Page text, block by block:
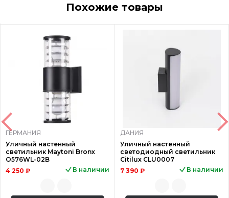
Похожие товары
ГЕРМАНИЯ
Уличный настенный
светильник Maytoni Bronx
O576WL-02B
4 250 ₽
В наличии
ДАНИЯ
Уличный настенный
светодиодный светильник
Citilux CLU0007
7 390 ₽
В наличии